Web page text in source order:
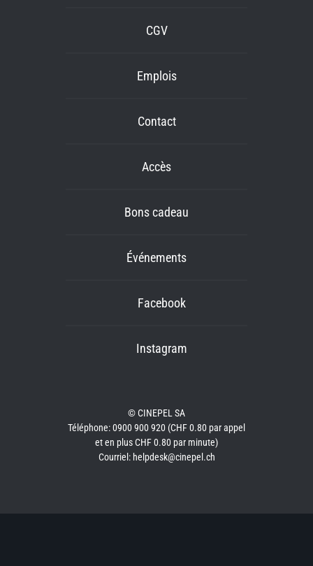
CGV
Emplois
Contact
Accès
Bons cadeau
Événements
Facebook
Instagram
© CINEPEL SA
Téléphone: 0900 900 920 (CHF 0.80 par appel
et en plus CHF 0.80 par minute)
Courriel: helpdesk@cinepel.ch